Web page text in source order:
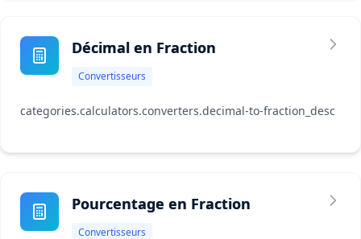
Décimal en Fraction
Convertisseurs
categories.calculators.converters.decimal-to-fraction_desc
Pourcentage en Fraction
Convertisseurs